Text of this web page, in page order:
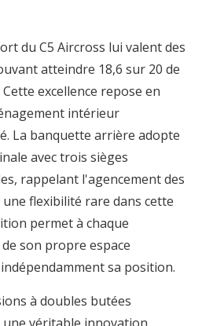
du C5 Aircross lui valent des
atteindre 18,6 sur 20 de
excellence repose en
intérieur
La banquette arrière adopte
avec trois sièges
rappelant l'agencement des
flexibilité rare dans cette
permet à chaque
son propre espace
sa position.
à doubles butées